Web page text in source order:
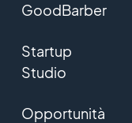
GoodBarber
Startup
Studio
Opportunità